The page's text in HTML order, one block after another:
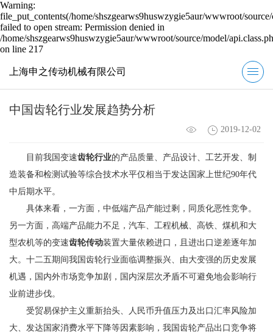
Warning:
file_put_contents(/home/shszgearws9huswzygie5aur/wwwroot/
failed to open stream: Permission denied in
/home/shszgearws9huswzygie5aur/wwwroot/source/model/
on line 217
上海申之传动机械有限公司
中国齿轮行业发展趋势分析
2019-12-02
目前我国变速齿轮行业的产品质量、产品设计、工艺开发、制
造装备和检测试验等综合技术水平仅相当于发达国家上世纪90年代
中后期水平。
具体来看，一方面，中低端产品产能过剩，同质化恶性竞争。
另一方面，高端产品能力不足，汽车、工程机械、高铁、煤机和大
型农机等的变速齿轮传动装置大量依赖进口，且进出口逆差逐年加
大。十二五期间我国齿轮行业面临调整振兴、由大变强的历史发展
机遇，国内外市场竞争加剧，国内深层次矛盾不可避免地会影响行
业前进步伐。
受贸易保护主义重新抬头、人民币升值压力及出口汇率风险加
大、发达国家消费水平下降等因素影响，我国齿轮产品出口竞争将